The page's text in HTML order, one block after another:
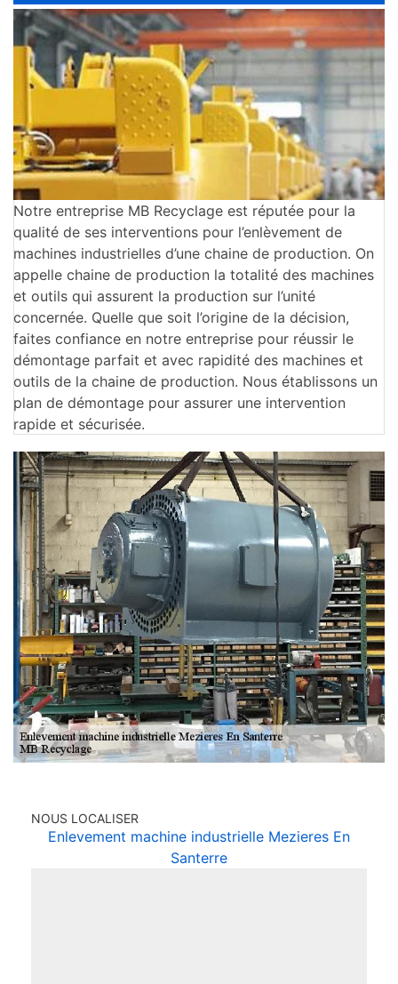
Notre entreprise MB Recyclage est réputée pour la
qualité de ses interventions pour l’enlèvement de
machines industrielles d’une chaine de production. On
appelle chaine de production la totalité des machines
et outils qui assurent la production sur l’unité
concernée. Quelle que soit l’origine de la décision,
faites confiance en notre entreprise pour réussir le
démontage parfait et avec rapidité des machines et
outils de la chaine de production. Nous établissons un
plan de démontage pour assurer une intervention
rapide et sécurisée.
NOUS LOCALISER
Enlevement machine industrielle Mezieres En
Santerre